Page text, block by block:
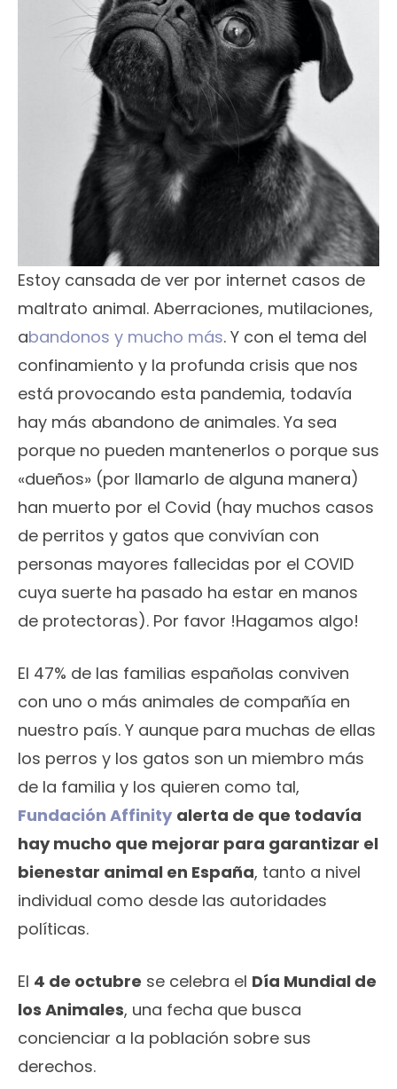
Estoy cansada de ver por internet casos de
maltrato animal. Aberraciones, mutilaciones,
abandonos y mucho más. Y con el tema del
confinamiento y la profunda crisis que nos
está provocando esta pandemia, todavía
hay más abandono de animales. Ya sea
porque no pueden mantenerlos o porque sus
«dueños» (por llamarlo de alguna manera)
han muerto por el Covid (hay muchos casos
de perritos y gatos que convivían con
personas mayores fallecidas por el COVID
cuya suerte ha pasado ha estar en manos
de protectoras). Por favor !Hagamos algo!
El 47% de las familias españolas conviven
con uno o más animales de compañía en
nuestro país. Y aunque para muchas de ellas
los perros y los gatos son un miembro más
de la familia y los quieren como tal,
Fundación Affinity alerta de que todavía
hay mucho que mejorar para garantizar el
bienestar animal en España, tanto a nivel
individual como desde las autoridades
políticas.
El 4 de octubre se celebra el Día Mundial de
los Animales, una fecha que busca
concienciar a la población sobre sus
derechos.